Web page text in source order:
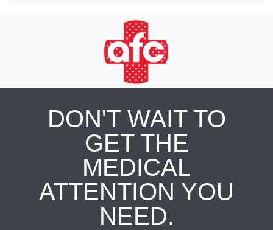
DON'T WAIT TO
GET THE
MEDICAL
ATTENTION YOU
NEED.